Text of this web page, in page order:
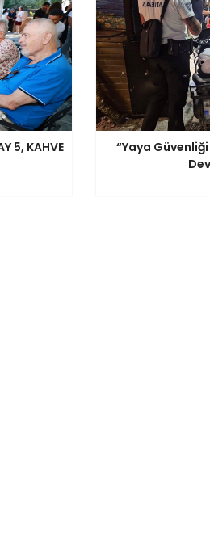
5, KAHVE
“Yaya